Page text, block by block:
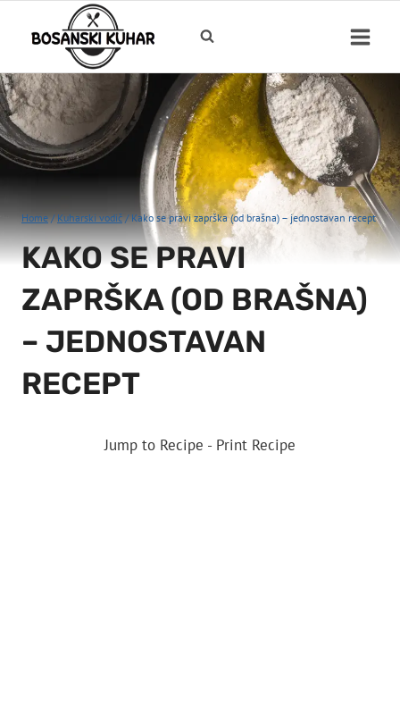
Home / Kuharski vodič / Kako se pravi zaprška (od brašna) – jednostavan recept
KAKO SE PRAVI
ZAPRŠKA (OD BRAŠNA)
– JEDNOSTAVAN
RECEPT
Jump to Recipe - Print Recipe